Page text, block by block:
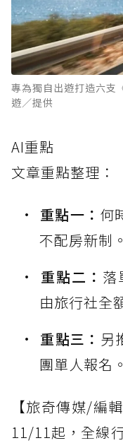
專為獨自出遊打造六
遊／提供
AI重點
文章重點整理：
重點一： 何
不配房新制。
重點二： 落
由旅行社全
重點三： 另
團單人報名。
【旅奇傳媒/編
11/11起，全線